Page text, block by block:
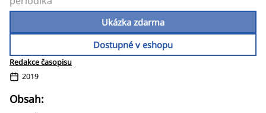
Ukázka zdarma
Dostupné v eshopu
Redakce časopisu
2019
Obsah: